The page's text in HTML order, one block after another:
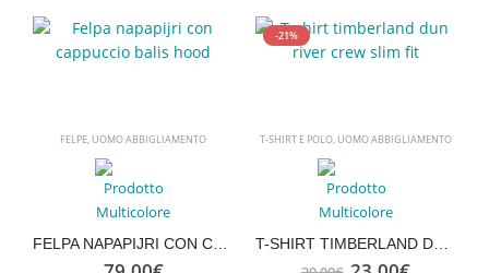
FELPE, UOMO ABBIGLIAMENTO
FELPA NAPAPIJRI CON CAPPUCCIO BALIS HOOD
-21%
T-SHIRT E POLO, UOMO ABBIGLIAMENTO
T-SHIRT TIMBERLAND DUN RIVER CREW SLIM FIT